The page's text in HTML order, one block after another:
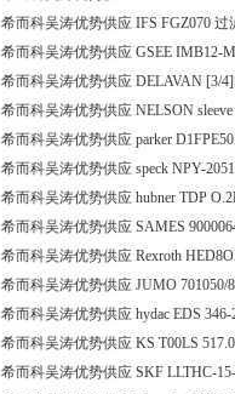
希而科吴涛优势供应 IFS FGZ070 过
希而科吴涛优势供应 GSEE IMB12-
希而科吴涛优势供应 DELAVAN [3/
希而科吴涛优势供应 NELSON
希而科吴涛优势供应 parker
希而科吴涛优势供应 speck NPY-
希而科吴涛优势供应 hubner TDP
希而科吴涛优势供应 SAMES
希而科吴涛优势供应 Rexroth
希而科吴涛优势供应 JUMO 701050/
希而科吴涛优势供应 hydac EDS
希而科吴涛优势供应 KS T00LS
希而科吴涛优势供应 SKF LLTHC-